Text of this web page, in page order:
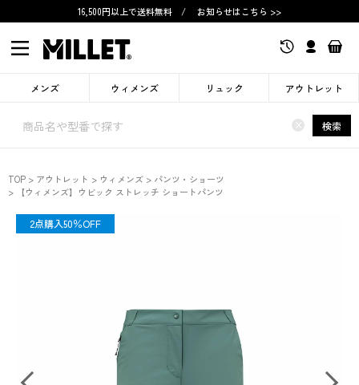
16,500円以上で送料無料 / お知らせはこちら >>
メンズ ウィメンズ リュック アウトレット
× 検索
TOP アウトレット ウィメンズ
パンツ・ショーツ
【ウィメンズ】ウビック ストレッチ ショートパンツ
OUTLET
2点購入50％OFF